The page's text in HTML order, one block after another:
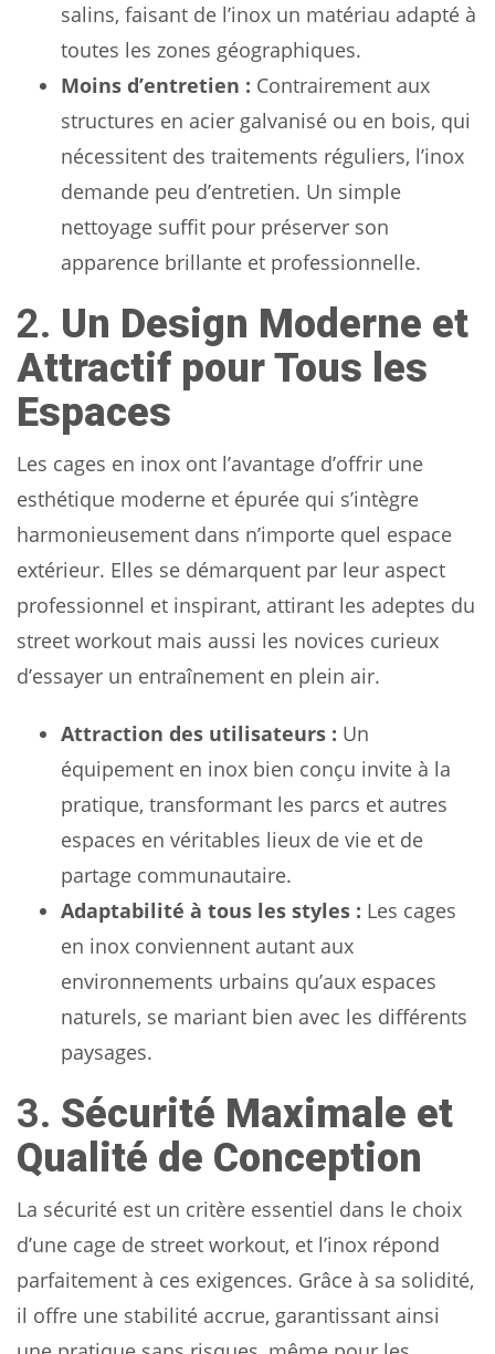
salins, faisant de l’inox un matériau adapté à
toutes les zones géographiques.
Moins d’entretien : Contrairement aux
structures en acier galvanisé ou en bois, qui
nécessitent des traitements réguliers, l’inox
demande peu d’entretien. Un simple
nettoyage suffit pour préserver son
apparence brillante et professionnelle.
2. Un Design Moderne et
Attractif pour Tous les
Espaces
Les cages en inox ont l’avantage d’offrir une
esthétique moderne et épurée qui s’intègre
harmonieusement dans n’importe quel espace
extérieur. Elles se démarquent par leur aspect
professionnel et inspirant, attirant les adeptes du
street workout mais aussi les novices curieux
d’essayer un entraînement en plein air.
Attraction des utilisateurs : Un
équipement en inox bien conçu invite à la
pratique, transformant les parcs et autres
espaces en véritables lieux de vie et de
partage communautaire.
Adaptabilité à tous les styles : Les cages
en inox conviennent autant aux
environnements urbains qu’aux espaces
naturels, se mariant bien avec les différents
paysages.
3. Sécurité Maximale et
Qualité de Conception
La sécurité est un critère essentiel dans le choix
d’une cage de street workout, et l’inox répond
parfaitement à ces exigences. Grâce à sa solidité,
il offre une stabilité accrue, garantissant ainsi